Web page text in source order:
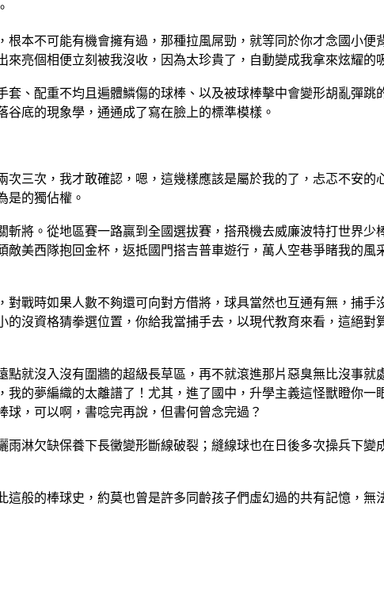
本不可能有機會擁有過，那種拉風屌勁，就等同於你才念國小
亮個相便立刻被我沒收，因為太珍貴了，自動變成我拿來炫耀的
、配重不均且遍體鱗傷的球棒、以及被球棒擊中會變形胡亂彈跳
底的現象學，通通成了寫在臉上的標準模樣。
三次，我才敢確認，嗯，這幾樣應該是屬於我的了，忐忑不安的
是的獨佔權。
將。從地區賽一路贏到全國選拔賽，搭飛機去威廉波特打世界少
美西隊抱回金杯，返抵國門搭吉普車遊行，萬人空巷爭睹我的
戰時如果人數不夠還可向對方借將，球具當然也互通有無，捕
沒資格猜拳選位置，你給我當捕手去，以現代教育來看，這絕對
就沒入沒有圍牆的超級長草區，再不就滾進那片惡臭無比沒事
的夢編織的太離譜了！尤其，進了國中，升學主義這怪獸瞪你一
，可以啊，書唸完再說，但書何曾念完過？
淋欠缺保養下長黴變形斷線破裂；縫線球也在日後多次操兵下變
般的棒球史，約莫也曾是許多同齡孩子們虛幻過的共有記憶，無